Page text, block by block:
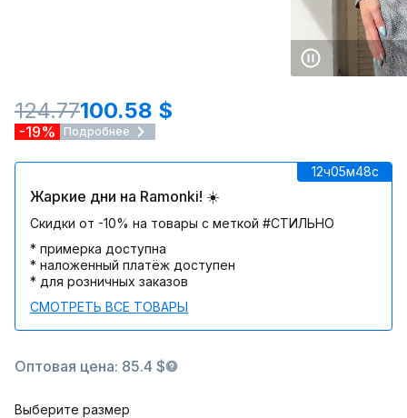
124.77100.58 $
-19% Подробнее
12ч05м48c
Жаркие дни на Ramonki! ☀️
Скидки от -10% на товары с меткой #СТИЛЬНО
* примерка доступна
* наложенный платёж доступен
* для розничных заказов
СМОТРЕТЬ ВСЕ ТОВАРЫ
Оптовая цена: 85.4 $
Выберите размер